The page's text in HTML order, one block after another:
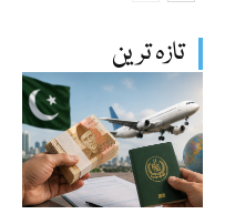
تازہ ترین